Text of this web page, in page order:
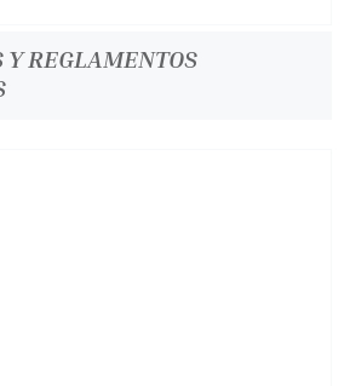
Y REGLAMENTOS